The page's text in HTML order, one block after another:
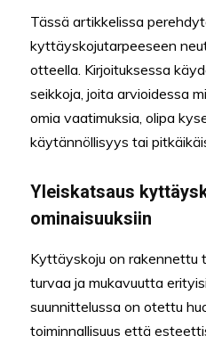
Tässä artikkelissa
kyttäyskojutarpeeseen
otteella. Kirjoituksessa
seikkoja, joita arvioidessa
omia vaatimuksia, olipa
käytännöllisyys tai
Yleiskatsaus
ominaisuuksiin
Kyttäyskoju on rakennettu
turvaa ja mukavuutta
suunnittelussa on otettu
toiminnallisuus että